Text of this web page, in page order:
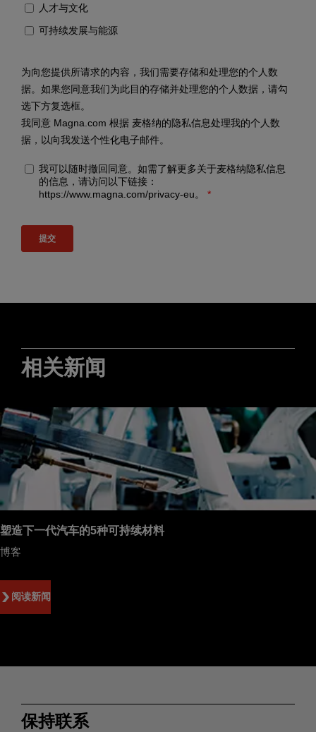
相关新闻
塑造下一代汽车的5种可持续材料
博客
阅读新闻
保持联系